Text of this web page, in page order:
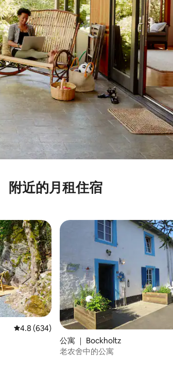
附近的月租住宿
平均评分 4.8 分（满分 5 分），共 634 条评价
4.8 (634)
公寓 ｜ Bockholtz
老农舍中的公寓